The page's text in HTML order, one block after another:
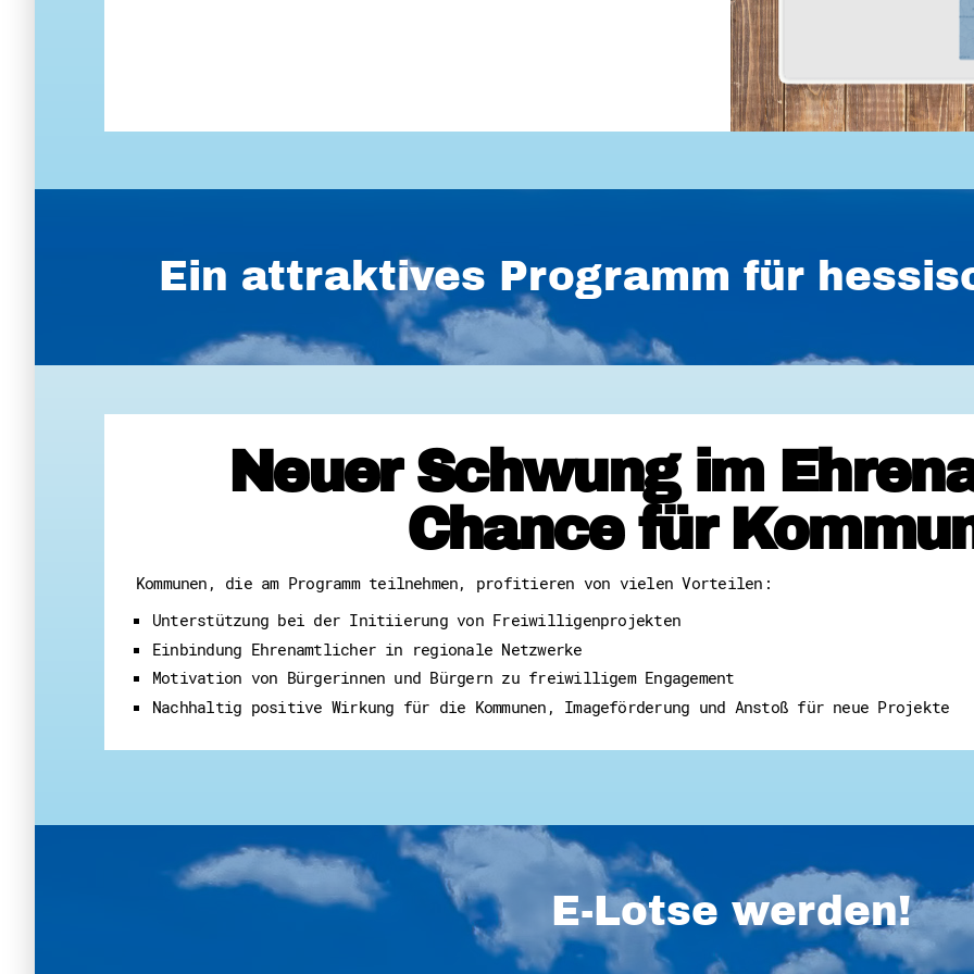
Ein attraktives Programm für
Neuer Schwung im
Chance für
Kommunen, die am Programm teilnehmen, profitieren von vielen Vorteilen:
Unterstützung bei der Initiierung von Freiwilligenprojekten
Einbindung Ehrenamtlicher in regionale Netzwerke
Motivation von Bürgerinnen und Bürgern zu freiwilligem Engagement
Nachhaltig positive Wirkung für die Kommunen, Imageförderung und Anstoß für neue Projekte
E-Lotse werden!